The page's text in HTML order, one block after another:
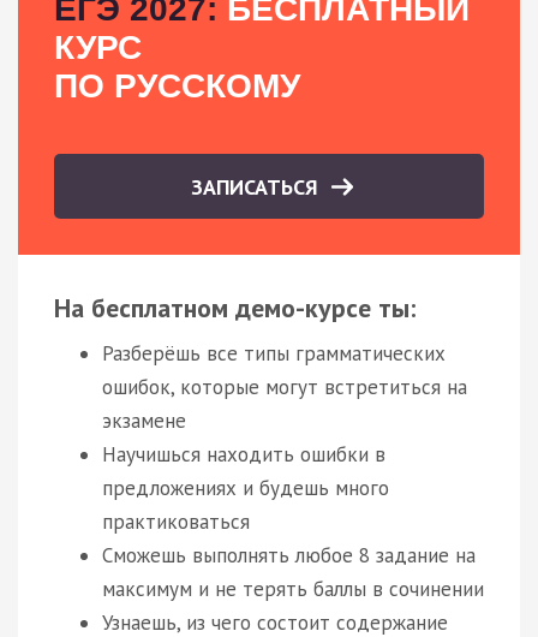
ЕГЭ 2027: БЕСПЛАТНЫЙ
КУРС
ПО РУССКОМУ
ЗАПИСАТЬСЯ
На бесплатном демо-курсе ты:
Разберёшь все типы грамматических
ошибок, которые могут встретиться на
экзамене
Научишься находить ошибки в
предложениях и будешь много
практиковаться
Сможешь выполнять любое 8 задание на
максимум и не терять баллы в сочинении
Узнаешь, из чего состоит содержание